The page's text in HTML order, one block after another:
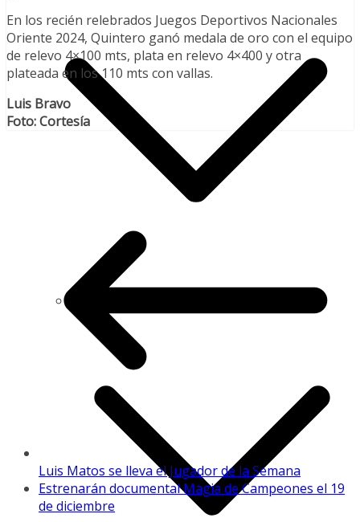
En los recién relebrados Juegos Deportivos Nacionales
Oriente 2024, Quintero ganó medala de oro con el equipo
de relevo 4×100 mts, plata en relevo 4×400 y otra
plateada en los 110 mts con vallas.
Luis Bravo
Foto: Cortesía
Luis Matos se lleva el Jugador de la Semana
Estrenarán documental Magia de Campeones el 19
de diciembre